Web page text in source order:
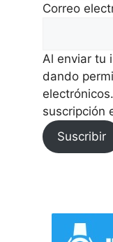
Correo
Al enviar tu
dando
suscripción
Suscribir